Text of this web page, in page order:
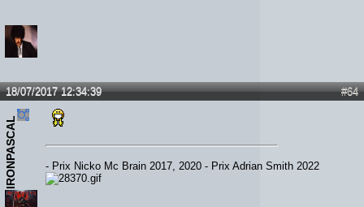
#64
18/07/2017 12:34:39
IRONPASCAL - Prix Nicko Mc Brain 2017, 2020 - Prix Adrian Smith 2022